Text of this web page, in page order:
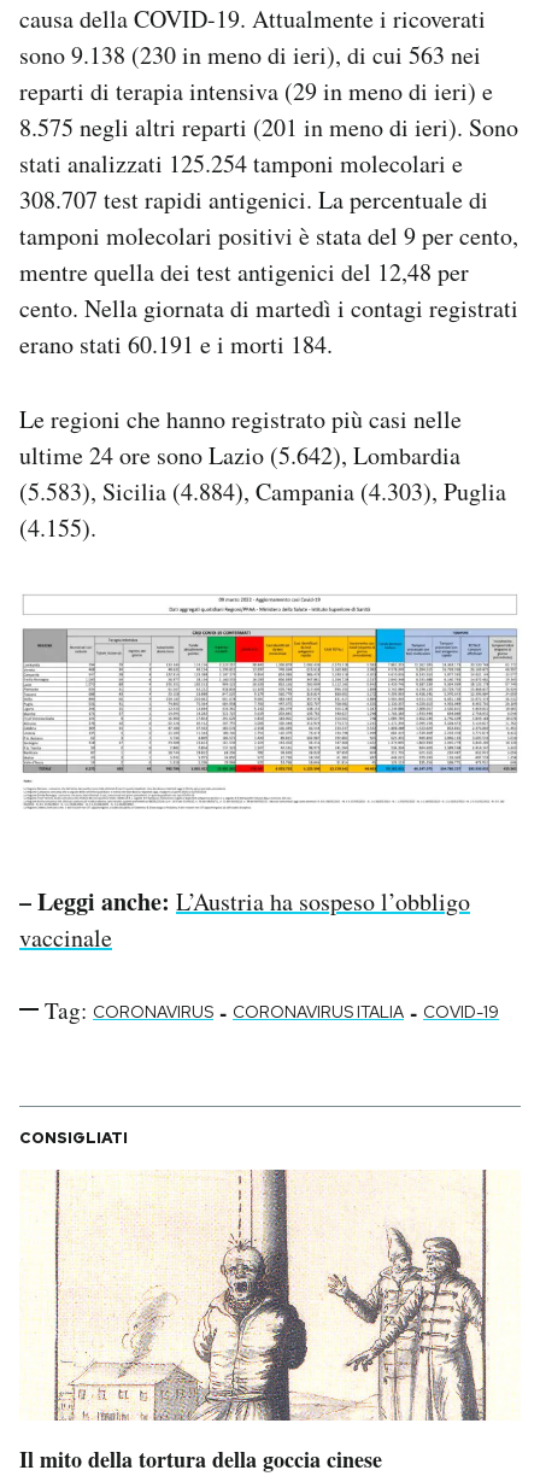
SHOP
CALENDARIO
AREA PERSONALE
Area Personale
Newsletter
Notifiche mobile
Esci
causa della COVID-19. Attualmente i ricoverati
sono 9.138 (230 in meno di ieri), di cui 563 nei
reparti di terapia intensiva (29 in meno di ieri) e
8.575 negli altri reparti (201 in meno di ieri). Sono
stati analizzati 125.254 tamponi molecolari e
308.707 test rapidi antigenici. La percentuale di
tamponi molecolari positivi è stata del 9 per cento,
mentre quella dei test antigenici del 12,48 per
cento. Nella giornata di martedì i contagi registrati
erano stati 60.191 e i morti 184.
Le regioni che hanno registrato più casi nelle
ultime 24 ore sono Lazio (5.642), Lombardia
(5.583), Sicilia (4.884), Campania (4.303), Puglia
(4.155).
– Leggi anche: L’Austria ha sospeso l’obbligo
vaccinale
Tag: CORONAVIRUS - CORONAVIRUS ITALIA - COVID-19
CONSIGLIATI
Il mito della tortura della goccia cinese